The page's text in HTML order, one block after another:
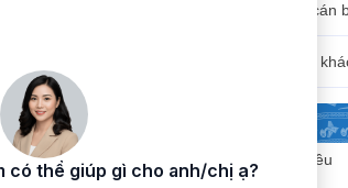
Công bố, công khai tổ chức cán
Công bố, công khai nội dung
PHẦN MỀM DÙNG CHUNG
Hệ thống Quản lý văn bản điều
hành